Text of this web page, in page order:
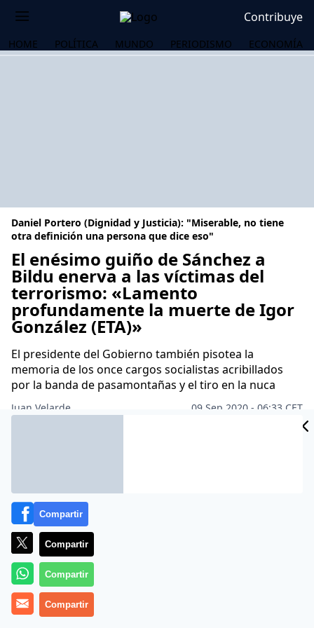
Contribuye
HOME POLÍTICA MUNDO PERIODISMO ECONOMÍA
Daniel Portero (Dignidad y Justicia): "Miserable, no tiene
otra definición una persona que dice eso"
El enésimo guiño de Sánchez a
Bildu enerva a las víctimas del
terrorismo: «Lamento
profundamente la muerte de Igor
González (ETA)»
El presidente del Gobierno también pisotea la
memoria de los once cargos socialistas acribillados
por la banda de pasamontañas y el tiro en la nuca
Juan Velarde
09 Sep 2020 - 06:33 CET
Compartir
Compartir
Compartir
Compartir